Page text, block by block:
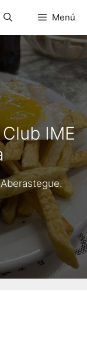
Menú
IME
.